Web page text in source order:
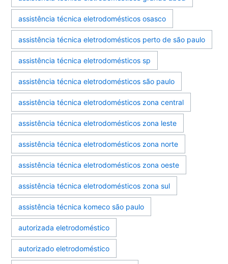
assistência técnica eletrodomésticos osasco
assistência técnica eletrodomésticos perto de são paulo
assistência técnica eletrodomésticos sp
assistência técnica eletrodomésticos são paulo
assistência técnica eletrodomésticos zona central
assistência técnica eletrodomésticos zona leste
assistência técnica eletrodomésticos zona norte
assistência técnica eletrodomésticos zona oeste
assistência técnica eletrodomésticos zona sul
assistência técnica komeco são paulo
autorizada eletrodoméstico
autorizado eletrodoméstico